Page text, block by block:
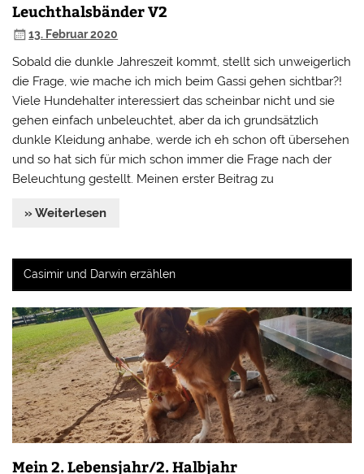
Leuchthalsbänder V2
13. Februar 2020
Sobald die dunkle Jahreszeit kommt, stellt sich unweigerlich
die Frage, wie mache ich mich beim Gassi gehen sichtbar?!
Viele Hundehalter interessiert das scheinbar nicht und sie
gehen einfach unbeleuchtet, aber da ich grundsätzlich
dunkle Kleidung anhabe, werde ich eh schon oft übersehen
und so hat sich für mich schon immer die Frage nach der
Beleuchtung gestellt. Meinen erster Beitrag zu
» Weiterlesen
Casimir und Darwin erzählen
Mein 2. Lebensjahr/2. Halbjahr